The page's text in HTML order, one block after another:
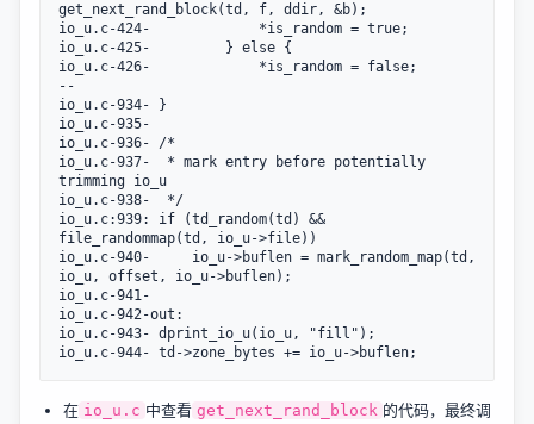
get_next_rand_block(td, f, ddir, &b);
io_u.c-424-				*is_random = true;
io_u.c-425-			} else {
io_u.c-426-				*is_random = false;
--
io_u.c-934-	}
io_u.c-935-
io_u.c-936-	/*
io_u.c-937-	 * mark entry before potentially
trimming io_u
io_u.c-938-	 */
io_u.c:939:	if (td_random(td) &&
file_randommap(td, io_u->file))
io_u.c-940-		io_u->buflen = mark_random_map(td,
io_u, offset, io_u->buflen);
io_u.c-941-
io_u.c-942-out:
io_u.c-943-	dprint_io_u(io_u, "fill");
在 io_u.c 中查看 get_next_rand_block 的代码，最终调